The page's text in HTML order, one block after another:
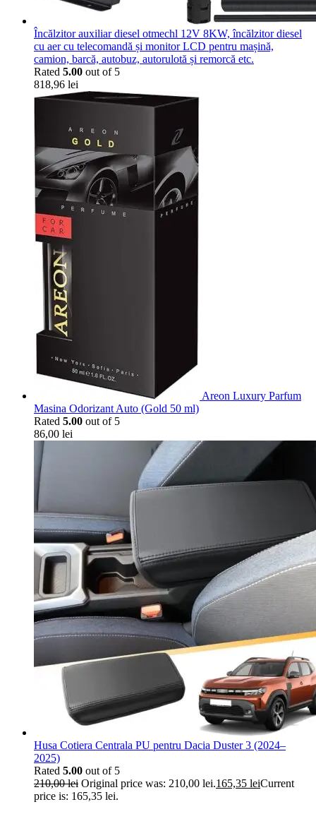
Încălzitor auxiliar diesel otmechl 12V 8KW, încălzitor diesel
cu aer cu telecomandă și monitor LCD pentru mașină,
camion, barcă, autobuz, autorulotă și remorcă etc.
Rated 5.00 out of 5
818,96 lei
Areon Luxury Parfum
Masina Odorizant Auto (Gold 50 ml)
Rated 5.00 out of 5
86,00 lei
Husa Cotiera Centrala PU pentru Dacia Duster 3 (2024–
2025)
Rated 5.00 out of 5
210,00lei Original price was: 210,00 lei.165,35 leiCurrent
price is: 165,35 lei.